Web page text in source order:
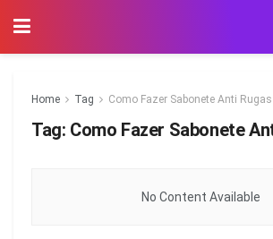
Home Tag Como Fazer Sabonete Anti Rugas
Tag: Como Fazer Sabonete
No Content Available